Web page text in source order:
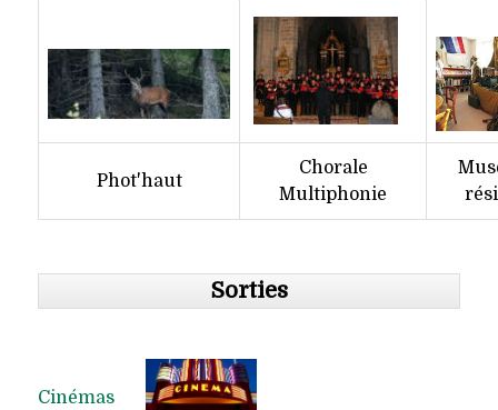
Phot'haut
Chorale
Multiphonie
Sorties
Cinémas